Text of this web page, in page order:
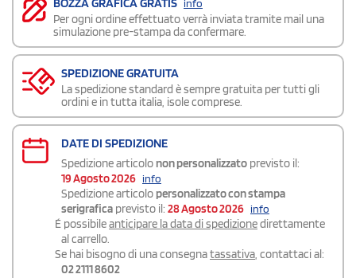
BOZZA GRAFICA GRATIS info
Per ogni ordine effettuato verrà inviata tramite mail una
simulazione pre-stampa da confermare.
SPEDIZIONE GRATUITA
La spedizione standard è sempre gratuita per tutti gli
ordini e in tutta italia, isole comprese.
DATE DI SPEDIZIONE
Spedizione articolo non personalizzato previsto il:
19 Agosto 2026 info
Spedizione articolo personalizzato con stampa
serigrafica previsto il: 28 Agosto 2026 info
É possibileanticipare la data di spedizionedirettamente
al carrello.
Se hai bisogno di una consegnatassativa, contattaci al:
02 2111 8602